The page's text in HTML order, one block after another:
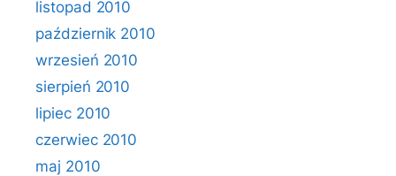
listopad 2010
październik 2010
wrzesień 2010
sierpień 2010
lipiec 2010
czerwiec 2010
maj 2010